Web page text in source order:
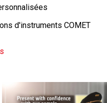
d'instruments COMET